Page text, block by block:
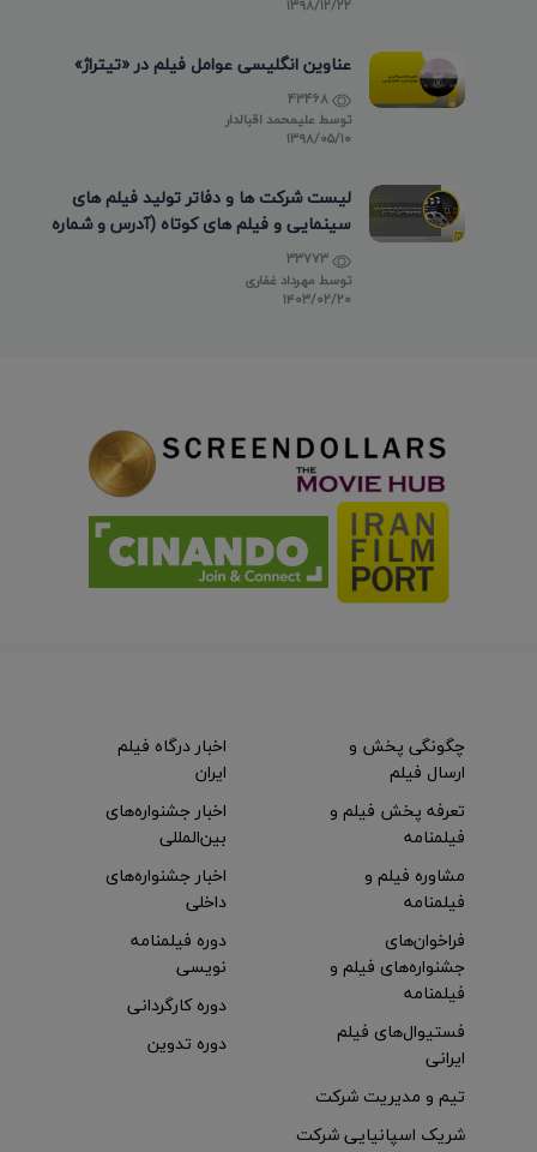
۱۳۹۸/۱۲/۲۲
عناوین انگلیسی عوامل فیلم در «تیتراژ»
توسطعلیمحمد اقبالدار
۱۳۹۸/۰۵/۱۰
لیست شرکت ها و دفاتر تولید فیلم های
سینمایی و فیلم های کوتاه (آدرس و شماره
تماس)
توسط مهرداد غفاری
۱۴۰۳/۰۲/۲۰
چگونگی پخش و
ارسال فیلم
تعرفه پخش فیلم و
فیلمنامه
مشاوره فیلم و
فیلمنامه
اخبار درگاه فیلم
ایران
اخبار جشنواره‌های
بین‌المللی
اخبار جشنواره‌های
داخلی
فراخوان‌های
جشنواره‌های فیلم و
فیلمنامه
فستیوال‌های فیلم
ایرانی
دوره فیلمنامه
نویسی
دوره کارگردانی
دوره تدوین
تیم و مدیریت شرکت
شریک اسپانیایی شرکت